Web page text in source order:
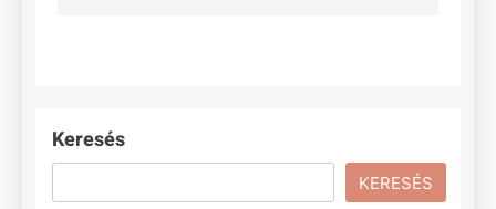
Keresés
KERESÉS